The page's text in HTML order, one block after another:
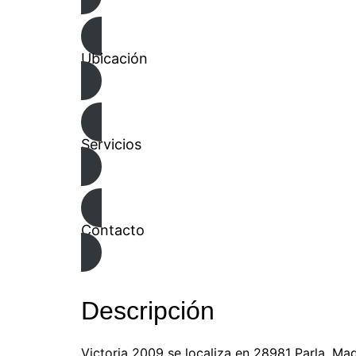
Ubicación
Servicios
Contacto
Descripción
Victoria 2009 se localiza en 28981 Parla,